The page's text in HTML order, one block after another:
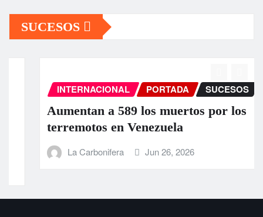
SUCESOS
INTERNACIONAL PORTADA SUCESOS
Aumentan a 589 los muertos por los
terremotos en Venezuela
La Carbonifera Jun 26, 2026